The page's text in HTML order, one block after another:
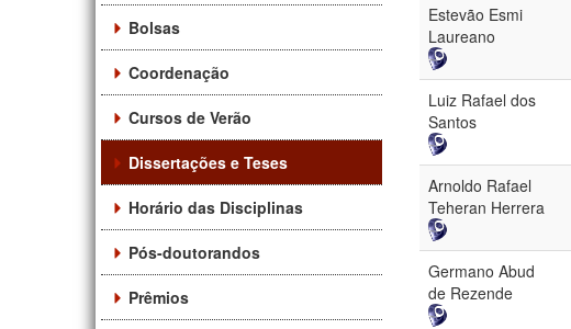
Bolsas
Coordenação
Cursos de Verão
Dissertações e Teses
Horário das Disciplinas
Pós-doutorandos
Prêmios
Estevão Esmi
Laureano
Luiz Rafael dos
Santos
Arnoldo Rafael
Teheran Herrera
Germano Abud
de Rezende